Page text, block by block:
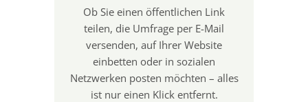
Ob Sie einen öffentlichen Link
teilen, die Umfrage per E-Mail
versenden, auf Ihrer Website
einbetten oder in sozialen
Netzwerken posten möchten – alles
ist nur einen Klick entfernt.